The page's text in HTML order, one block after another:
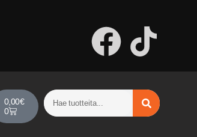
0,00€
0